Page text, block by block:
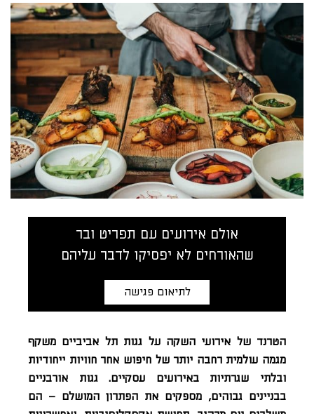
אולם אירועים עם תפריט ובר
שהאורחים לא יפסיקו לדבר עליהם
לתיאום פגישה
הטרנד של אירועי השקה על גגות תל אביביים משקף
מגמה עולמית רחבה יותר של חיפוש אחר חוויות ייחודיות
ובלתי שגרתיות באירועים עסקיים. גגות אורבניים
בבניינים גבוהים, מספקים את הפתרון המושלם – הם